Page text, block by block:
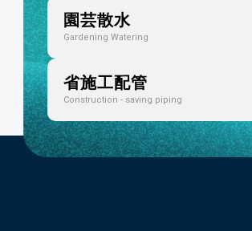
園芸散水
Gardening Watering
省施工配管
Construction - saving piping